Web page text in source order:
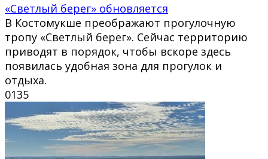
«Светлый берег» обновляется
В Костомукше преображают прогулочную
тропу «Светлый берег». Сейчас территорию
приводят в порядок, чтобы вскоре здесь
появилась удобная зона для прогулок и
отдыха.
0135